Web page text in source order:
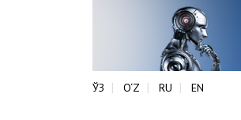
ЎЗ O‘Z RU EN